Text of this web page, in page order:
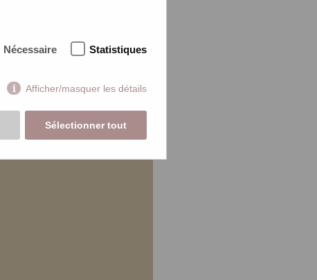
Nécessaire Statistiques
Afficher/masquer les détails
Sélectionner tout